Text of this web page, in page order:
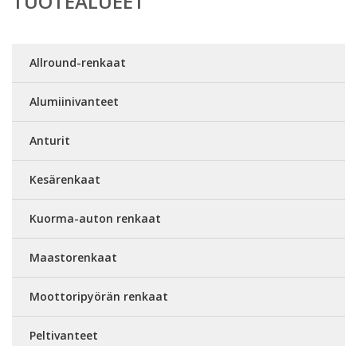
Allround-renkaat
Alumiinivanteet
Anturit
Kesärenkaat
Kuorma-auton renkaat
Maastorenkaat
Moottoripyörän renkaat
Peltivanteet